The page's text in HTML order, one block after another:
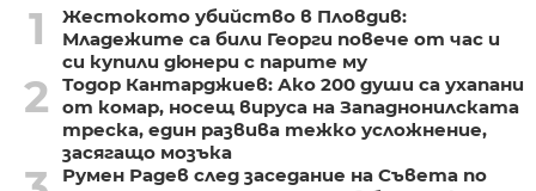
1
Жестокото убийство в Пловдив:
Младежите са били Георги повече от час и
си купили дюнери с парите му
2
Тодор Кантарджиев: Ако 200 души са ухапани
от комар, носещ вируса на Западнонилската
треска, един развива тежко усложнение,
засягащо мозъка
Румен Радев след заседание на Съвета по